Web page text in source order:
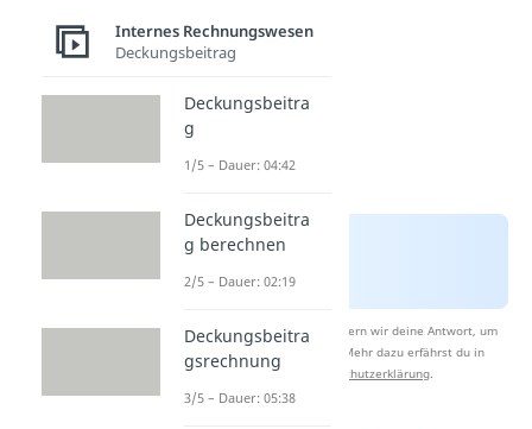
Nach Beantwortung speichern wir deine Antwort, um
Studyflix zu verbessern. Mehr dazu erfährst du in
unserer
Datenschutzerklärung.
Internes Rechnungswesen
Deckungsbeitrag
Deckungsbeitra
g
1/5 – Dauer: 04:42
Deckungsbeitra
g berechnen
2/5 – Dauer: 02:19
Deckungsbeitra
gsrechnung
3/5 – Dauer: 05:38